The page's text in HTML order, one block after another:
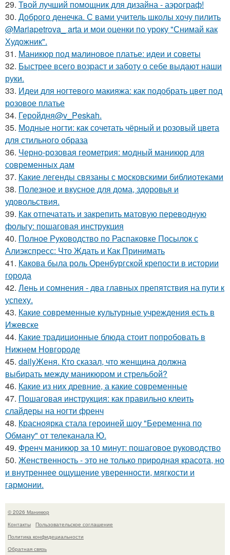
29. Твой лучший помощник для дизайна - аэрограф!
30. Доброго денечка. С вами учитель школы хочу пилить
@Mariapetrova_ artа и мои оценки по уроку "Снимай как
Художник".
31. Маникюр под малиновое платье: идеи и советы
32. Быстрее всего возраст и заботу о себе выдают наши
руки.
33. Идеи для ногтевого макияжа: как подобрать цвет под
розовое платье
34. Геройдня@v_Peskah.
35. Модные ногти: как сочетать чёрный и розовый цвета
для стильного образа
36. Черно-розовая геометрия: модный маникюр для
современных дам
37. Какие легенды связаны с московскими библиотеками
38. Полезное и вкусное для дома, здоровья и
удовольствия.
39. Как отпечатать и закрепить матовую переводную
фольгу: пошаговая инструкция
40. Полное Руководство по Распаковке Посылок с
Алиэкспресс: Что Ждать и Как Принимать
41. Какова была роль Оренбургской крепости в истории
города
42. Лень и сомнения - два главных препятствия на пути к
успеху.
43. Какие современные культурные учреждения есть в
Ижевске
44. Какие традиционные блюда стоит попробовать в
Нижнем Новгороде
45. dailyЖеня. Кто сказал, что женщина должна
выбирать между маникюром и стрельбой?
46. Какие из них древние, а какие современные
47. Пошаговая инструкция: как правильно клеить
слайдеры на ногти френч
48. Красноярка стала героиней шоу "Беременна по
Обману" от телеканала Ю.
49. Френч маникюр за 10 минут: пошаговое руководство
50. Женственность - это не только природная красота, но
и внутреннее ощущение уверенности, мягкости и
гармонии.
© 2026 Маникюр
Контакты
Пользовательское соглашение
Политика конфидециальности
Обратная связь